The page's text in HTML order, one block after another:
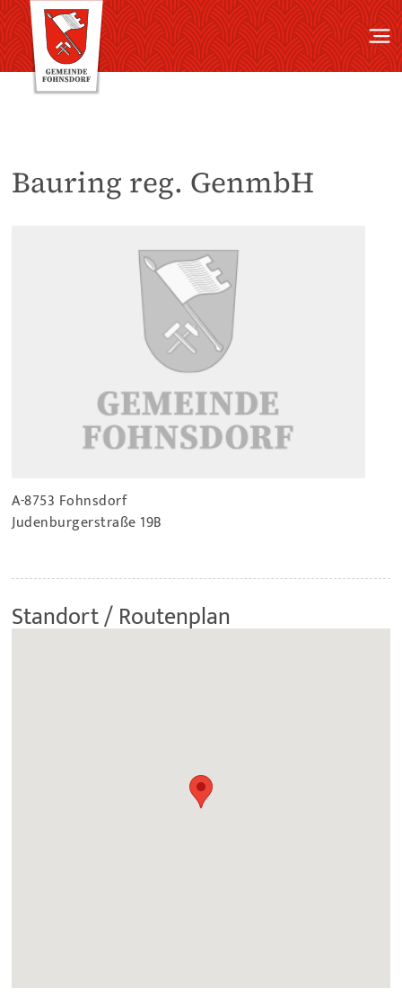
Bauring reg. GenmbH
A-8753 Fohnsdorf
Judenburgerstraße 19B
Standort / Routenplan